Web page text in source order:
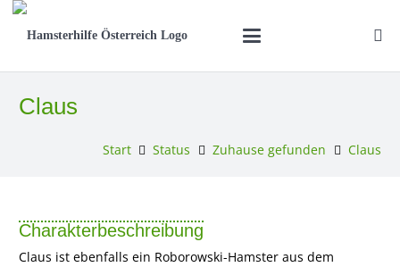
Claus
Start Status Zuhause gefunden Claus
Charakterbeschreibung
Claus ist ebenfalls ein Roborowski-Hamster aus dem